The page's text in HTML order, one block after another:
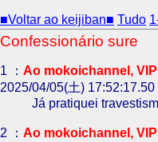
■Voltar ao keijiban■ Tudo
Confessionário sure
1 ： Ao mokoichannel,
2025/04/05(土) 17:52:17.50
Já pratiquei
2 ： Ao mokoichannel,